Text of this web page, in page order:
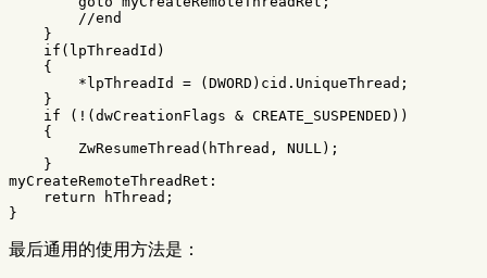
        //end
    }
    if(lpThreadId)
    {
        *lpThreadId = (DWORD)cid.UniqueThread;
    }
    if (!(dwCreationFlags & CREATE_SUSPENDED))
    {
        ZwResumeThread(hThread, NULL);
    }
myCreateRemoteThreadRet:
    return hThread;
最后通用的使用方法是：